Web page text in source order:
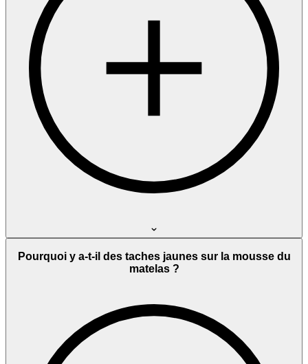
Pourquoi y a-t-il des taches jaunes sur la mousse du
matelas ?